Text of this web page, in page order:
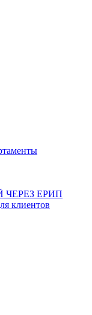
ЕРИП
клиентов